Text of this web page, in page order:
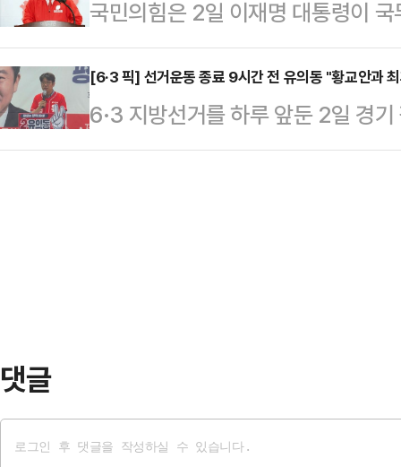
세 요청을 받아들여, 현장 지원유
는데 앞장선 것으로 전해졌다.…
다"고 직격했다.한동훈 후보는 2일
하 후보에 대해 "정치는 대승적으
역사적 의미가 있는 선거에서는 더
을 가했다.박민식 국민의힘 후보가
가 '외지인 철새'를…
국민의힘은 2일 이재명 대통령이
하는 것"이라고 언급한 것을 두고,
시도'이자 검찰을 향한 공개 협박이
령은 이날 오전 청와대에서 열린 국
로부터 보고를 받은 뒤 "혹시라도
[6·3 픽] 선거운동 종료 9시간 전 유의동 "황교안과
6·3 지방선거를 하루 앞둔 2일 경
동 국민의힘 후보가 공식 선거운동
댓글